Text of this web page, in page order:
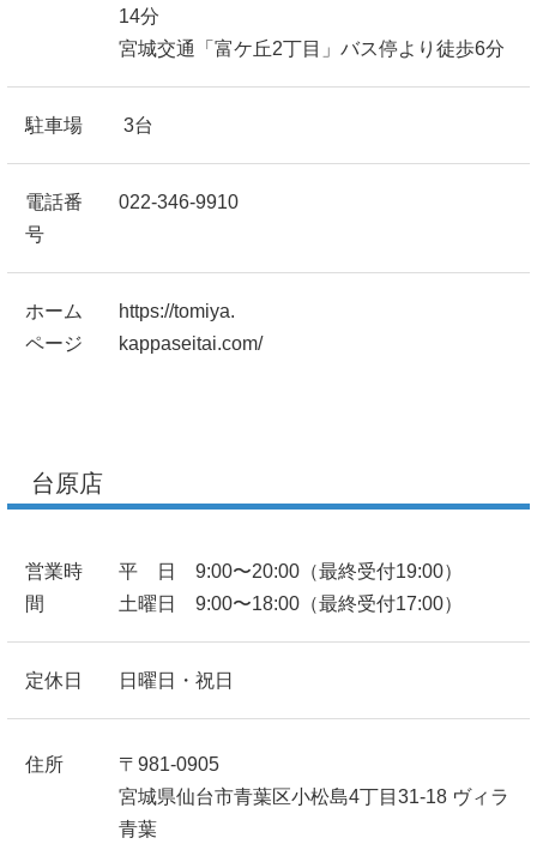
14分
宮城交通「富ケ丘2丁目」バス停より徒歩6分
駐車場 3台
電話番
号
022-346-9910
ホーム
ページ
https://tomiya.
kappaseitai.com/
台原店
営業時
間
平 日 9:00〜20:00（最終受付19:00）
土曜日 9:00〜18:00（最終受付17:00）
定休日 日曜日・祝日
住所
〒981-0905
宮城県仙台市青葉区小松島4丁目31-18 ヴィラ
青葉